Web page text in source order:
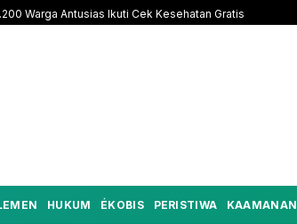
Warga Antusias Ikuti Cek Kesehatan Gratis
HUKUM ÉKOBIS PERISTIWA KAAMANAN